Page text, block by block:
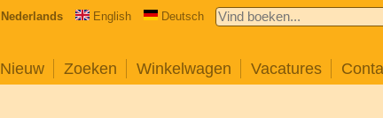
Nederlands English Deutsch
Nieuw Zoeken Winkelwagen Vacatures